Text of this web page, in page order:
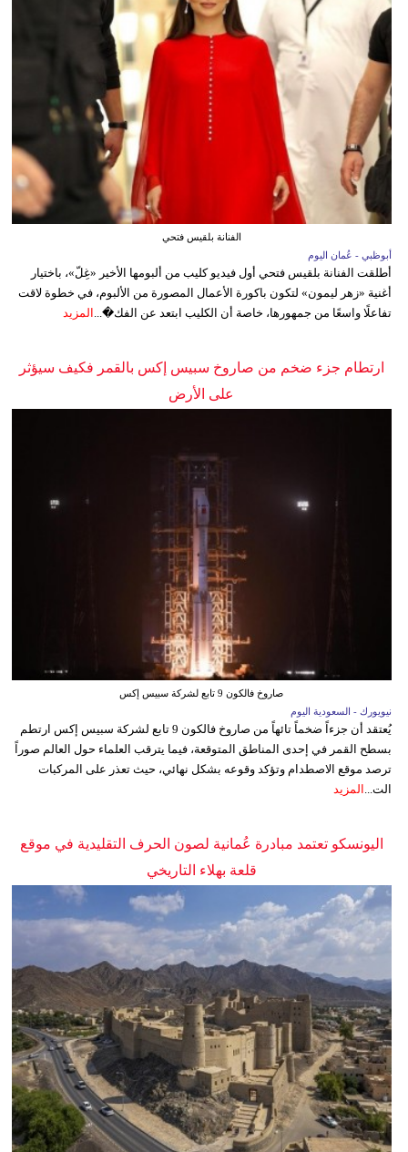
الفنانة بلقيس فتحي
أبوظبي - عُمان اليوم
أطلقت الفنانة بلقيس فتحي أول فيديو كليب من ألبومها الأخير «غِلّ»، باختيار
أغنية «زهر ليمون» لتكون باكورة الأعمال المصورة من الألبوم، في خطوة لاقت
تفاعلًا واسعًا من جمهورها، خاصة أن الكليب ابتعد عن الفك�...
المزيد
ارتطام جزء ضخم من صاروخ سبيس إكس بالقمر فكيف سيؤثر
على الأرض
صاروخ فالكون 9 تابع لشركة سبيس إكس
نيويورك - السعودية اليوم
يُعتقد أن جزءاً ضخماً تائهاً من صاروخ فالكون 9 تابع لشركة سبيس إكس ارتطم
بسطح القمر في إحدى المناطق المتوقعة، فيما يترقب العلماء حول العالم صوراً
ترصد موقع الاصطدام وتؤكد وقوعه بشكل نهائي، حيث تعذر على المركبات
الت... المزيد
اليونسكو تعتمد مبادرة عُمانية لصون الحرف التقليدية في موقع
قلعة بهلاء التاريخي